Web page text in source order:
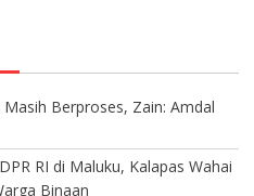
Berproses, Zain: Amdal
RI di Maluku, Kalapas Wahai
Binaan